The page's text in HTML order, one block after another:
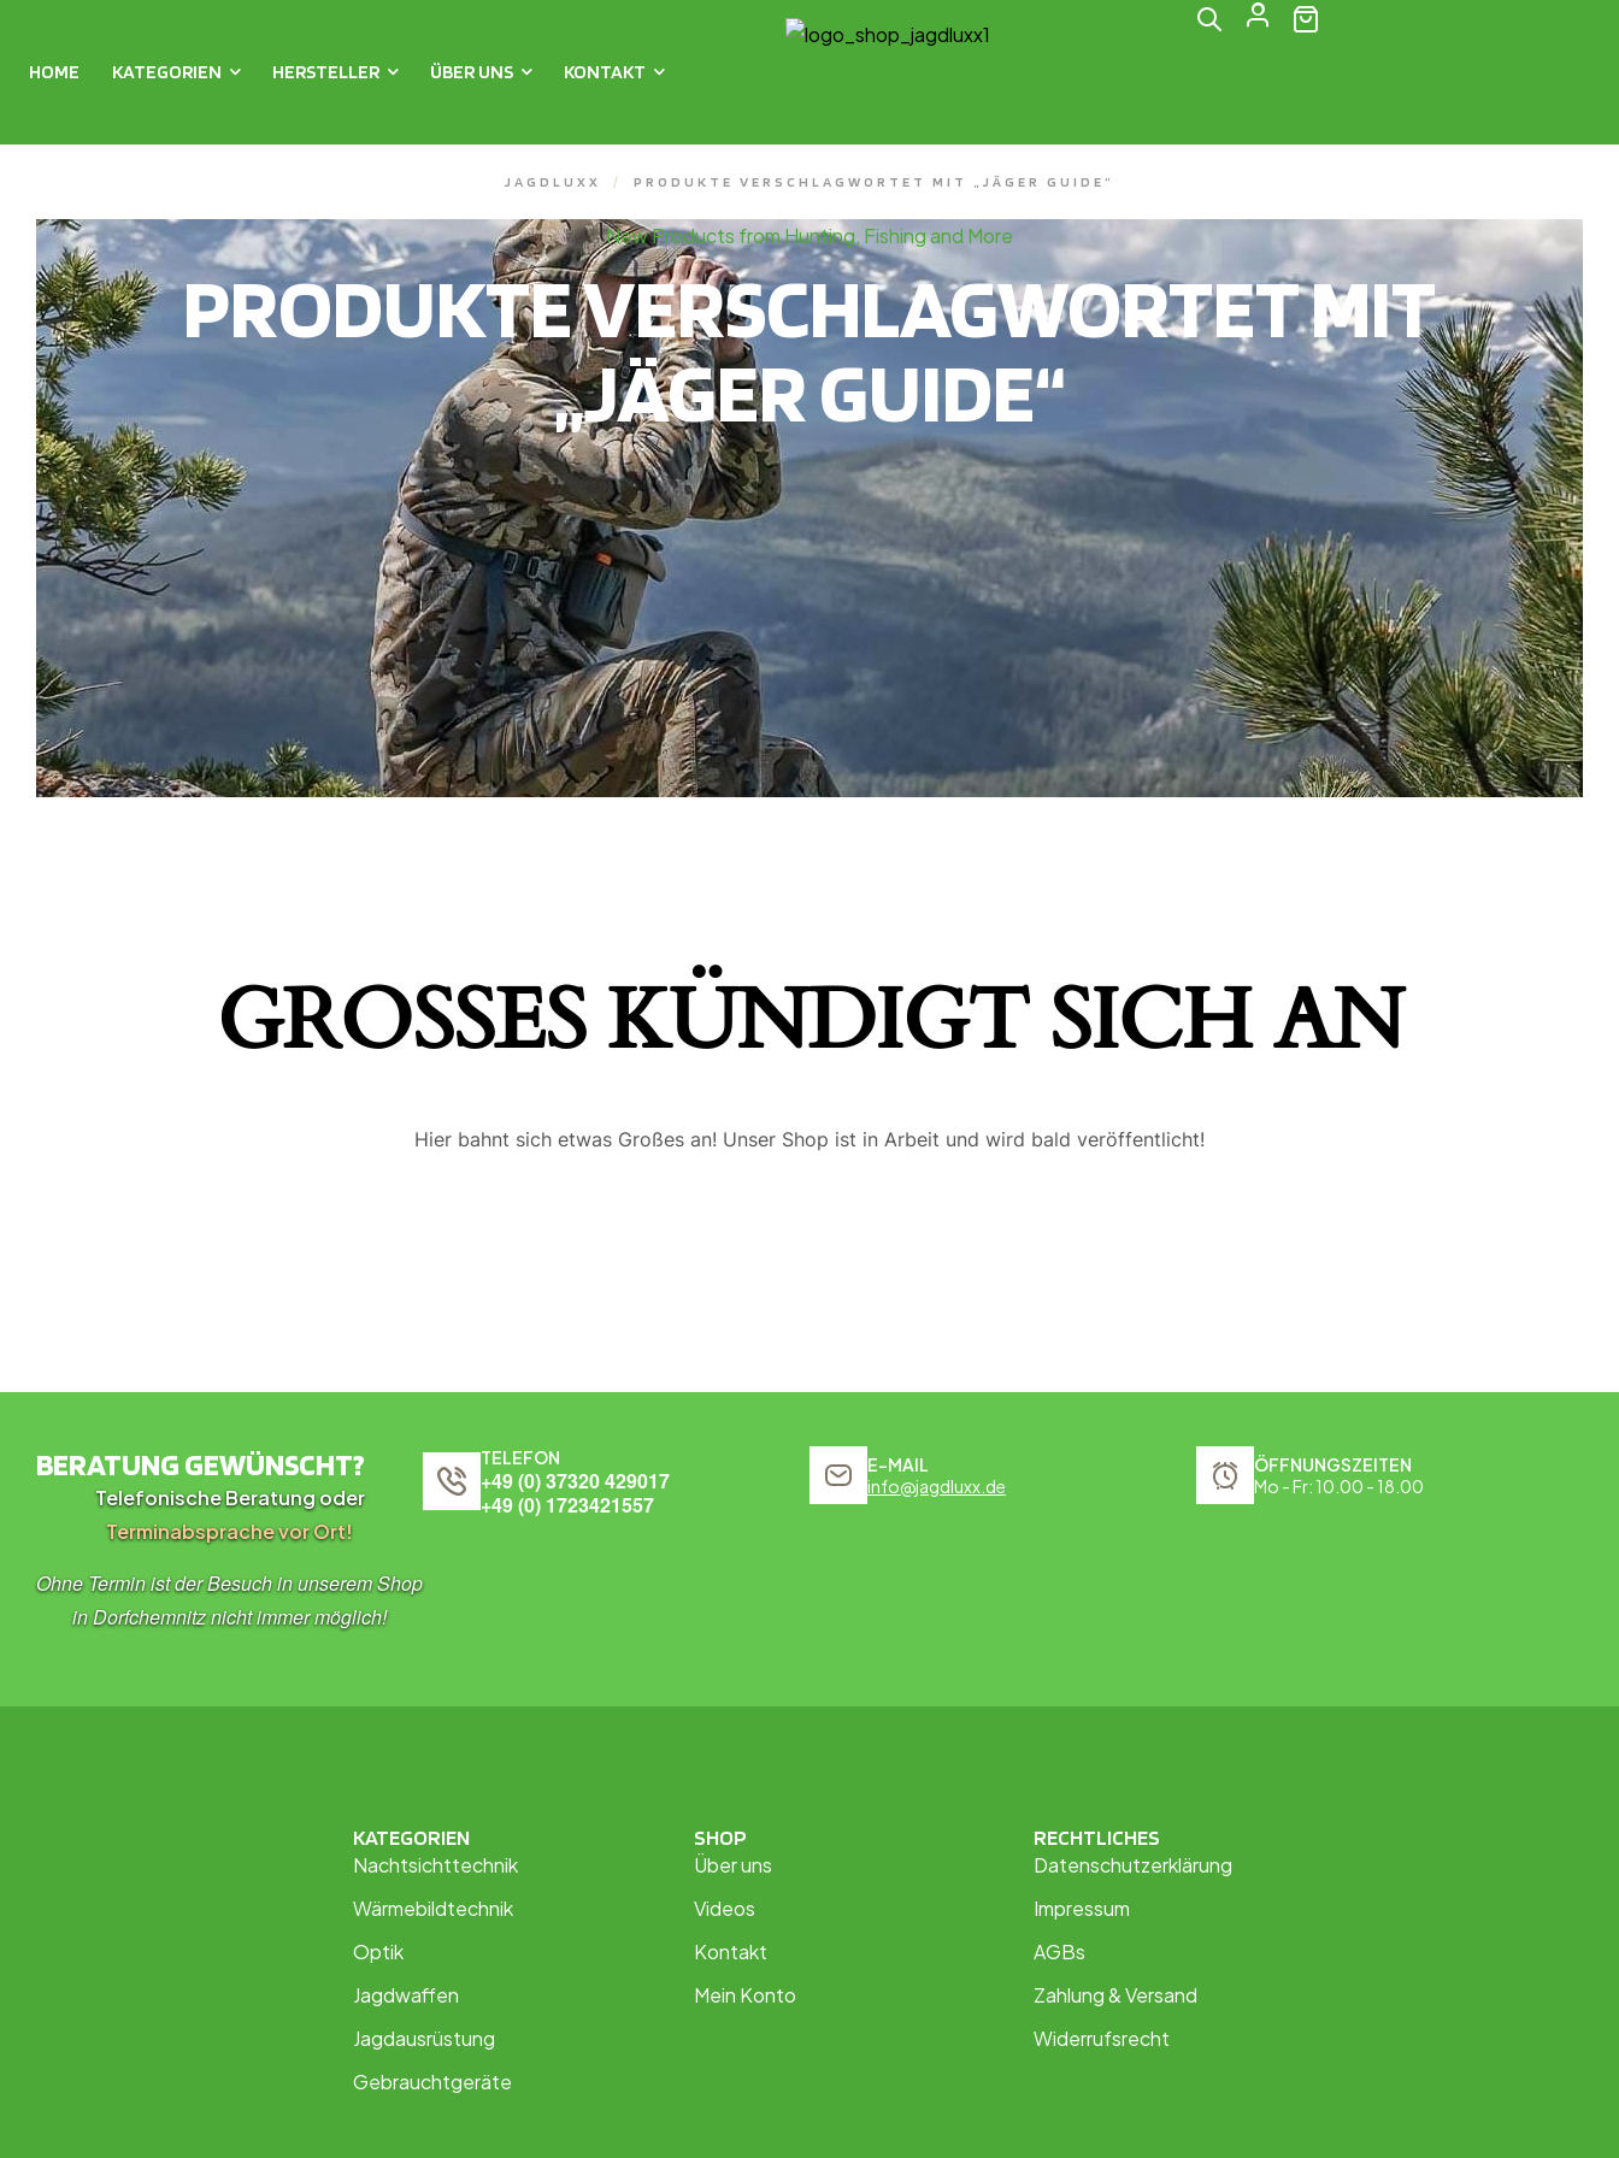
HOME KATEGORIEN HERSTELLER ÜBER UNS KONTAKT
JAGDLUXX / PRODUKTE VERSCHLAGWORTET MIT „JÄGER GUIDE“
New Products from Hunting, Fishing and More
PRODUKTE VERSCHLAGWORTET MIT
„JÄGER GUIDE“
GROSSES KÜNDIGT SICH AN
Hier bahnt sich etwas Großes an! Unser Shop ist in Arbeit und wird bald veröffentlicht!
BERATUNG GEWÜNSCHT?
Telefonische Beratung oder
Terminabsprache vor Ort!
Ohne Termin ist der Besuch in unserem Shop
in Dorfchemnitz nicht immer möglich!
TELEFON
+49 (0) 37320 429017
+49 (0) 1723421557
E-MAIL
info@jagdluxx.de
ÖFFNUNGSZEITEN
Mo - Fr: 10.00 - 18.00
KATEGORIEN
Nachtsichttechnik
Wärmebildtechnik
Optik
Jagdwaffen
Jagdausrüstung
Gebrauchtgeräte
SHOP
Über uns
Videos
Kontakt
Mein Konto
RECHTLICHES
Datenschutzerklärung
Impressum
AGBs
Zahlung & Versand
Widerrufsrecht